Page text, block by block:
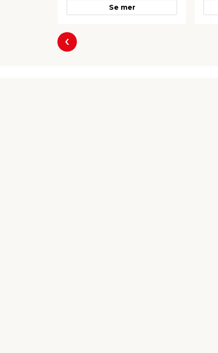
Se mer
Föregående